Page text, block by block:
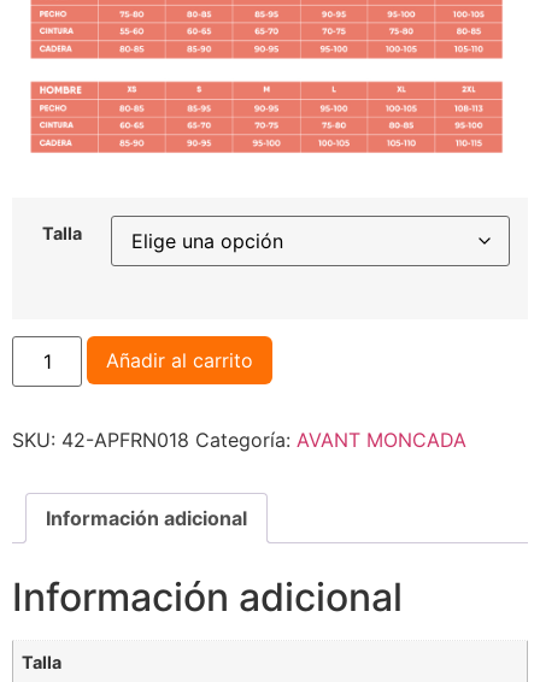
Talla
Añadir al carrito
SKU: 42-APFRN018 Categoría: AVANT MONCADA
Información adicional
Información adicional
Talla